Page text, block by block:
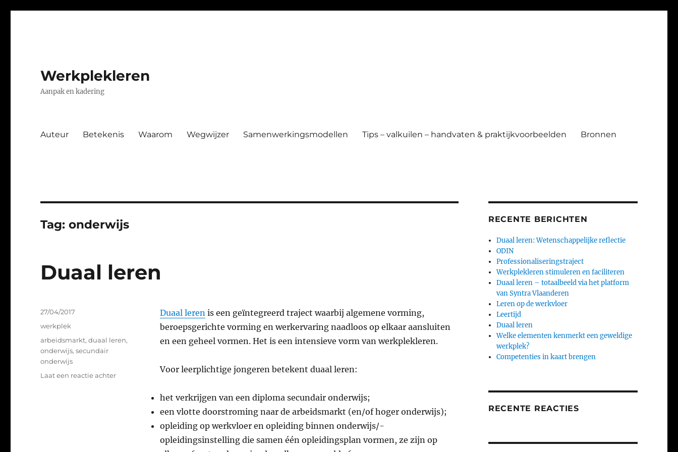
Werkplekleren
Aanpak en kadering
Auteur Betekenis Waarom Wegwijzer Samenwerkingsmodellen Tips – valkuilen – handvaten & praktijkvoorbeelden Bronnen
Tag:onderwijs
Duaal leren
Duaal lerenis een geïntegreerd traject waarbij algemene vorming,
beroepsgerichte vorming en werkervaring naadloos op elkaar aansluiten
en een geheel vormen. Het is een intensieve vorm van werkplekleren.
Voor leerplichtige jongeren betekent duaal leren:
het verkrijgen van een diploma secundair onderwijs;
een vlotte doorstroming naar de arbeidsmarkt (en/of hoger onderwijs);
opleiding op werkvloer en opleiding binnen onderwijs/-
opleidingsinstelling die samen één opleidingsplan vormen, ze zijn op
Geplaatst
27/04/2017
Categorieën
werkplek
Tags
arbeidsmarkt,duaal leren,
onderwijs,secundair
onderwijs
Laat een reactie achterop
RECENTE BERICHTEN
Duaal leren: Wetenschappelijke reflectie
ODIN
Professionaliseringstraject
Werkplekleren stimuleren en faciliteren
Duaal leren – totaalbeeld via het platform
van Syntra Vlaanderen
Leren op de werkvloer
Leertijd
Duaal leren
Welke elementen kenmerkt een geweldige
werkplek?
Competenties in kaart brengen
RECENTE REACTIES